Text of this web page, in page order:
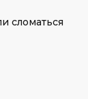
сломаться